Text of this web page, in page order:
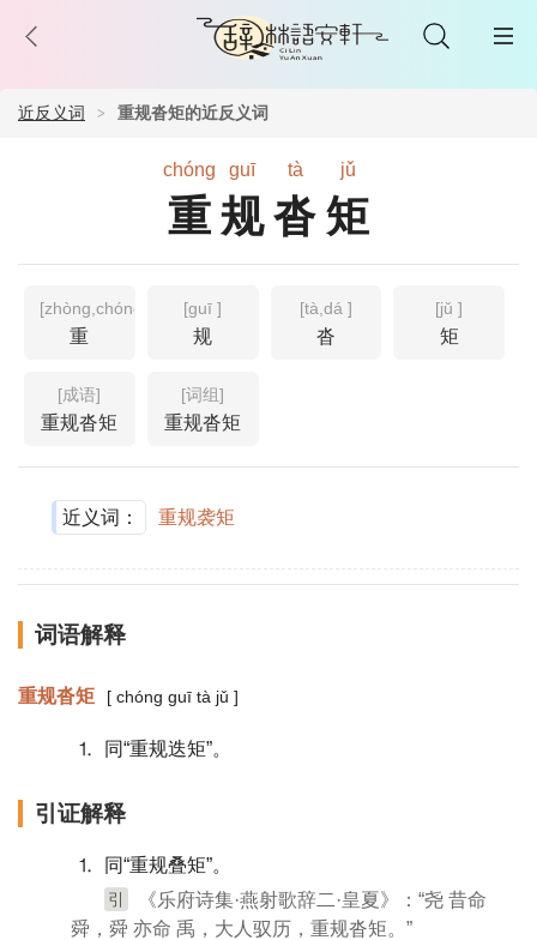
近反义词 重规沓矩的近反义词
chóng guī tà jǔ
重规沓矩
[zhòng,chóng ]
重
[guī ]
规
[tà,dá ]
沓
[jǔ ]
矩
[成语]
重规沓矩
[词组]
重规沓矩
近义词： 重规袭矩
词语解释
重规沓矩 [ chóng guī tà jǔ ]
⒈ 同“重规迭矩”。
引证解释
⒈ 同“重规叠矩”。
引
《乐府诗集·燕射歌辞二·皇夏》：“尧 昔命
舜，舜 亦命 禹，大人驭历，重规沓矩。”